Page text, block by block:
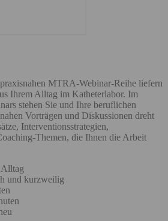
MTRA-Webinar-Reihe liefern
Ihrem Alltag im Katheterlabor. Im
stehen Sie und Ihre beruflichen
Vorträgen und Diskussionen dreht
Interventionsstrategien,
Themen, die Ihnen die Arbeit
Alltag
und kurzweilig